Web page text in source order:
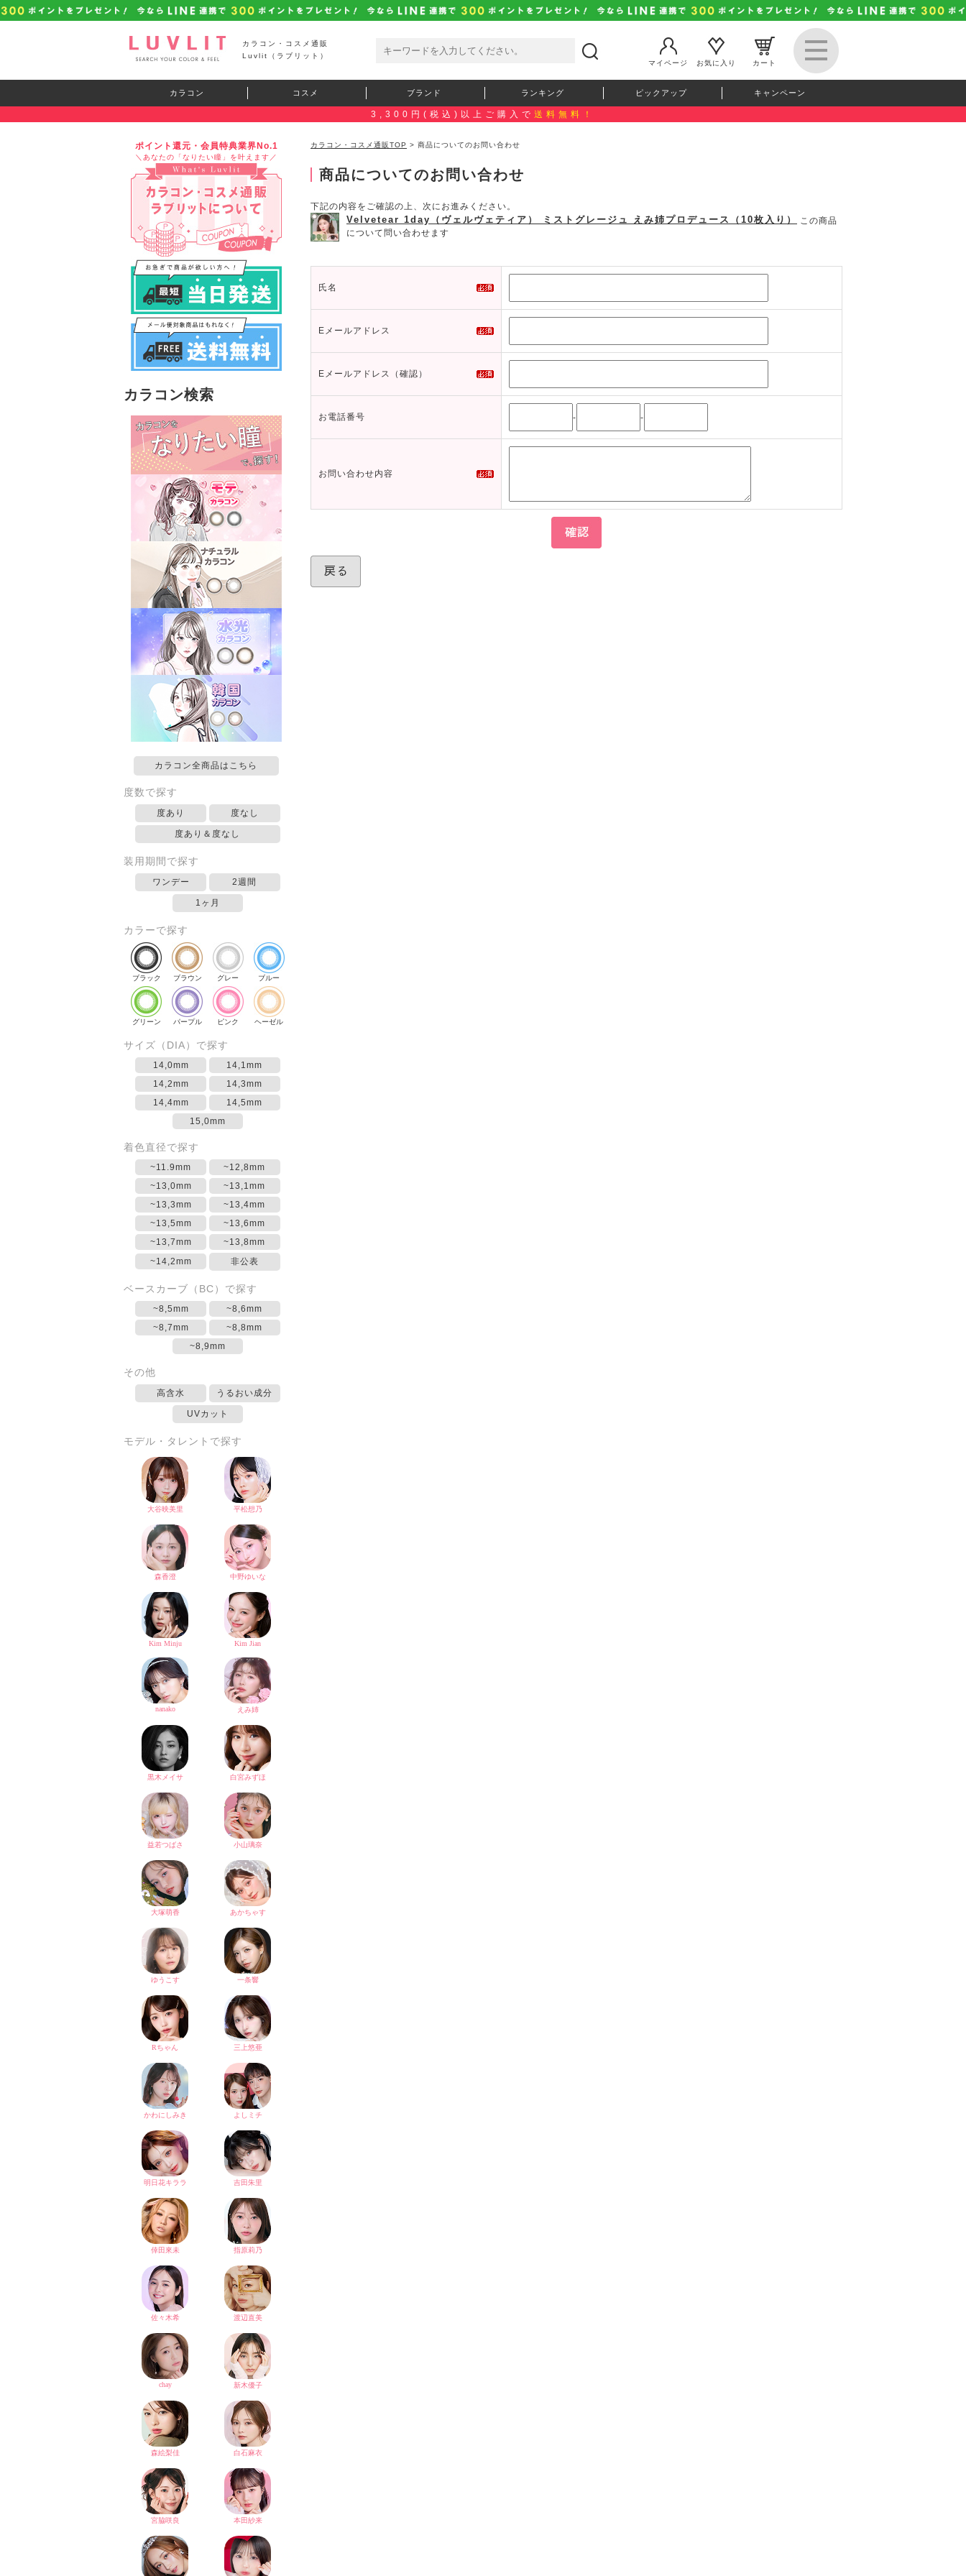
カラコン・コスメ通販
Luvlit（ラブリット）
マイページ
お気に入り カート
カラコン コスメ ブランド ランキング ピックアップ キャンペーン
3,300円(税込)以上ご購入で 送料無料！
ポイント還元・会員特典業界No.1
＼あなたの「なりたい瞳」を叶えます／
カラコン検索
カラコン全商品はこちら
度数で探す
度あり 度なし
度あり＆度なし
装用期間で探す
ワンデー 2週間
1ヶ月
カラーで探す
ブラック ブラウン グレー ブルー
グリーン パープル ピンク ヘーゼル
サイズ（DIA）で探す
14,0mm
14,1mm
14,2mm
14,3mm
14,4mm
14,5mm
15,0mm
着色直径で探す
~11.9mm
~12,8mm
~13,0mm
~13,1mm
~13,3mm
~13,4mm
~13,5mm
~13,6mm
~13,7mm
~13,8mm
~14,2mm
非公表
ベースカーブ（BC）で探す
~8,5mm
~8,6mm
~8,7mm
~8,8mm
~8,9mm
その他
高含水 うるおい成分
UVカット
モデル・タレントで探す
カラコン・コスメ通販TOP > 商品についてのお問い合わせ
商品についてのお問い合わせ
下記の内容をご確認の上、次にお進みください。
Velvetear 1day（ヴェルヴェティア） ミストグレージュ えみ姉プロデュース（10枚入り）
この商品
について問い合わせます
氏名
Eメールアドレス
Eメールアドレス（確認）
お電話番号 - -
お問い合わせ内容